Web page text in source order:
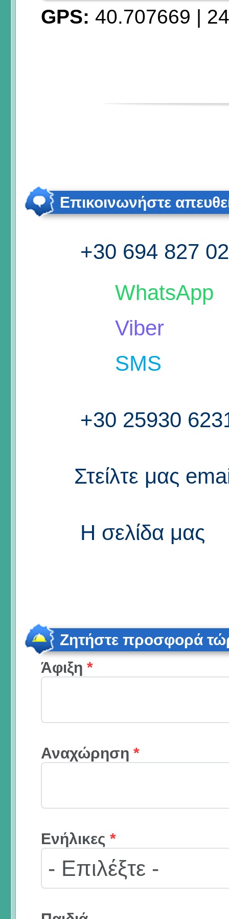
GPS: 40.707669 |
Επικοινωνήστε
+30 694 827
WhatsApp
Viber
SMS
+30 25930
Στείλτε μας
Η σελίδα μας
Ζητήστε προσφορά
Άφιξη *
Αναχώρηση *
Ενήλικες *